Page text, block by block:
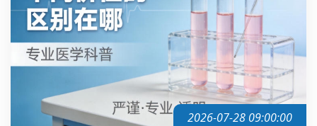
2026-07-28 09:00:00